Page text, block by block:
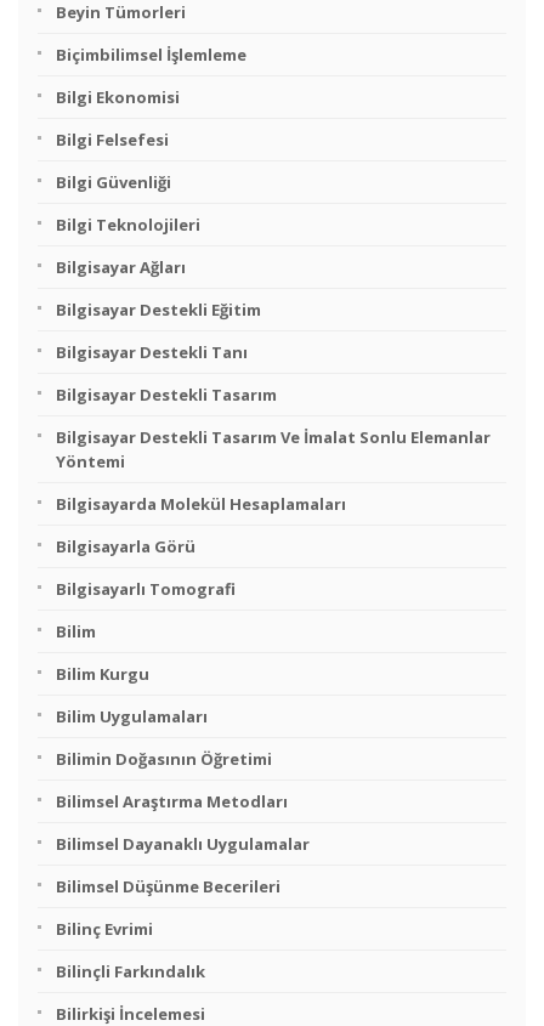
Beyin Tümorleri
Biçimbilimsel İşlemleme
Bilgi Ekonomisi
Bilgi Felsefesi
Bilgi Güvenliği
Bilgi Teknolojileri
Bilgisayar Ağları
Bilgisayar Destekli Eğitim
Bilgisayar Destekli Tanı
Bilgisayar Destekli Tasarım
Bilgisayar Destekli Tasarım Ve İmalat Sonlu Elemanlar
Yöntemi
Bilgisayarda Molekül Hesaplamaları
Bilgisayarla Görü
Bilgisayarlı Tomografi
Bilim
Bilim Kurgu
Bilim Uygulamaları
Bilimin Doğasının Öğretimi
Bilimsel Araştırma Metodları
Bilimsel Dayanaklı Uygulamalar
Bilimsel Düşünme Becerileri
Bilinç Evrimi
Bilinçli Farkındalık
Bilirkişi İncelemesi